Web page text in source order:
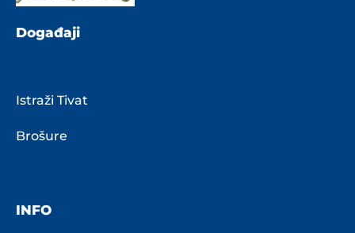
Događaji
Istraži Tivat
Brošure
INFO